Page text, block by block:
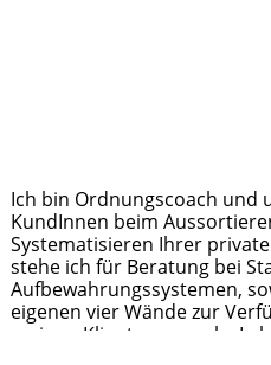
Ich bin Ordnungscoach und
KundInnen beim
Systematisieren Ihrer
stehe ich für Beratung bei
Aufbewahrungssystemen,
eigenen vier Wände zur
meinen Klienten zu mehr